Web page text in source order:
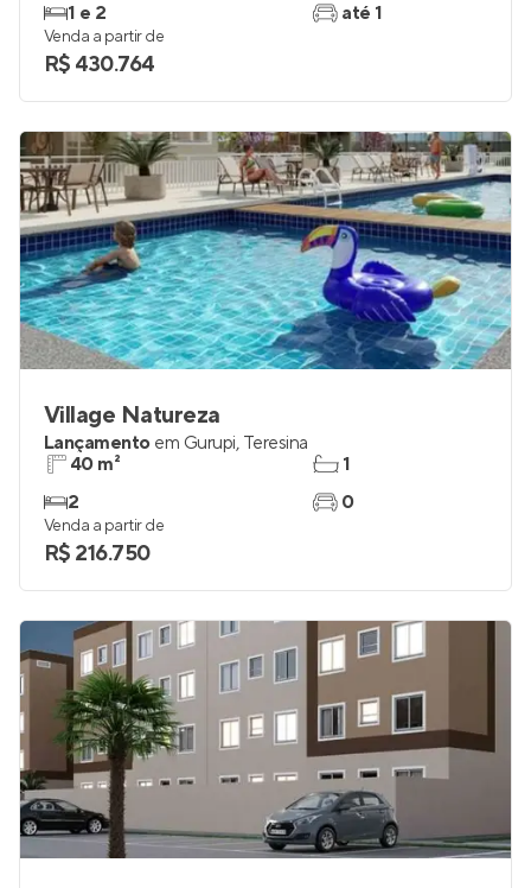
1 e 2
até 1
Venda a partir de
R$ 430.764
Village Natureza
Lançamento em Gurupi, Teresina
40 m²
2
1
0
Venda a partir de
R$ 216.750